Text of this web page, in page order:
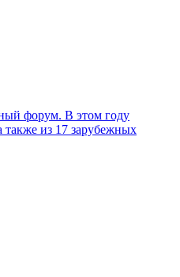
форум. В этом году
также из 17 зарубежных